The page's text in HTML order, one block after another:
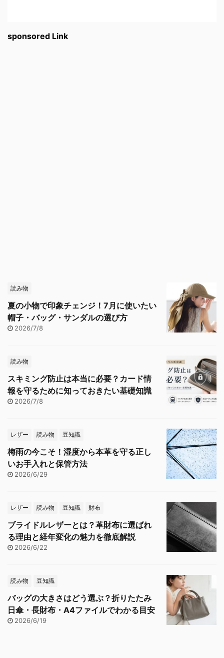
sponsored Link
読み物
夏の小物で印象チェンジ！7月に使いたい
帽子・バッグ・サンダルの選び方
2026/7/8
読み物
スキミング防止は本当に必要？カード情
報を守るために知っておきたい基礎知識
2026/7/8
レザー 読み物 豆知識
梅雨の今こそ！湿度から本革を守る正し
いお手入れと保管方法
2026/6/29
レザー 読み物 豆知識 財布
ブライドルレザーとは？革財布に選ばれ
る理由と経年変化の魅力を徹底解説
2026/6/22
読み物 豆知識
バッグの大きさはどう選ぶ？折りたたみ
日傘・長財布・A4ファイルでわかる目安
2026/6/19